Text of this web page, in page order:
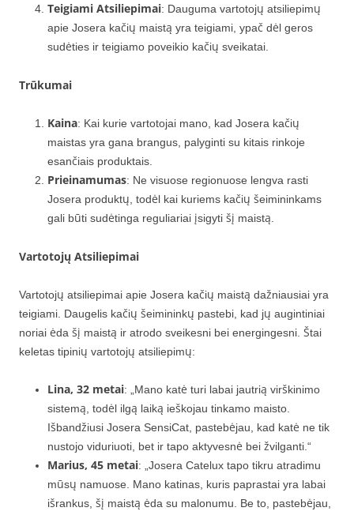
Teigiami Atsiliepimai: Dauguma vartotojų atsiliepimų
apie Josera kačių maistą yra teigiami, ypač dėl geros
sudėties ir teigiamo poveikio kačių sveikatai.
Trūkumai
Kaina: Kai kurie vartotojai mano, kad Josera kačių
maistas yra gana brangus, palyginti su kitais rinkoje
esančiais produktais.
Prieinamumas: Ne visuose regionuose lengva rasti
Josera produktų, todėl kai kuriems kačių šeimininkams
gali būti sudėtinga reguliariai įsigyti šį maistą.
Vartotojų Atsiliepimai
Vartotojų atsiliepimai apie Josera kačių maistą dažniausiai yra
teigiami. Daugelis kačių šeimininkų pastebi, kad jų augintiniai
noriai ėda šį maistą ir atrodo sveikesni bei energingesni. Štai
keletas tipinių vartotojų atsiliepimų:
Lina, 32 metai: „Mano katė turi labai jautrią virškinimo
sistemą, todėl ilgą laiką ieškojau tinkamo maisto.
Išbandžiusi Josera SensiCat, pastebėjau, kad katė ne tik
nustojo viduriuoti, bet ir tapo aktyvesnė bei žvilganti.“
Marius, 45 metai: „Josera Catelux tapo tikru atradimu
mūsų namuose. Mano katinas, kuris paprastai yra labai
išrankus, šį maistą ėda su malonumu. Be to, pastebėjau,